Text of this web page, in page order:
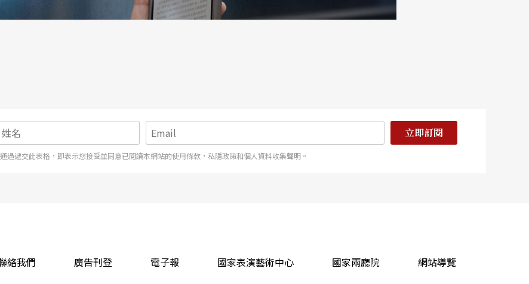
角色的性格與情緒置入，但另一方面卻也易
」指涉的是集體意識，「現／當代」則較強
代舞和芭蕾舞訓練，所以他對「傳統」沒有那
形。
他們的創作動機，並具體地在舞蹈作品中實
立即訂閱
過遞交此表格，即表示您接受並同意已閱讀本網站的使用條款，私隱政策和個人資料收集聲明。
絡我們 廣告刊登 電子報 國家表演藝術中心 國家兩廳院 網站導覽